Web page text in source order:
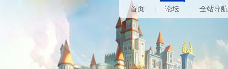
首页 论坛 全站导航